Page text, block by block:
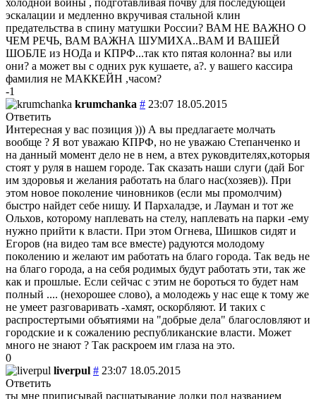
эскалации и медленно вкручивая стальной клин
предательства в спину матушки России? ВАМ НЕ ВАЖНО О
ЧЕМ РЕЧЬ, ВАМ ВАЖНА ШУМИХА..ВАМ И ВАШЕЙ
ШОБЛЕ из НОДа и КПРФ...так кто пятая колонна? вы или
они? а может вы с одних рук кушаете, а?. у вашего кассира
фамилия не МАККЕЙН ,часом?
-1
krumchanka # 23:07 18.05.2015
Ответить
Интересная у вас позиция ))) А вы предлагаете молчать
вообще ? Я вот уважаю КПРФ, но не уважаю Степанченко и
на данный момент дело не в нем, а втех руковдителях,которыя
стоят у руля в нашем городе. Так сказать наши слуги (дай Бог
им здоровья и желания работать на благо нас(хозяев)). При
этом новое поколение чиновников (если мы промолчим)
быстро найдет себе нишу. И Пархаладзе, и Лауман и тот же
Ольхов, которому наплевать на стелу, наплевать на парки -ему
нужно прийти к власти. При этом Огнева, Шишков сидят и
Егоров (на видео там все вместе) радуются молодому
поколению и желают им работать на благо города. Так ведь не
на благо города, а на себя родимых будут работать эти, так же
как и прошлые. Если сейчас с этим не бороться то будет нам
полный .... (нехорошее слово), а молодежь у нас еще к тому же
не умеет разговаривать -хамят, оскорбляют. И таких с
распростертыми объятиями на "добрые дела" благословляют и
городские и к сожалению республиканские власти. Может
много не знают ? Так раскроем им глаза на это.
0
liverpul # 23:07 18.05.2015
Ответить
ты мне приписывай расшатывание лодки под названием